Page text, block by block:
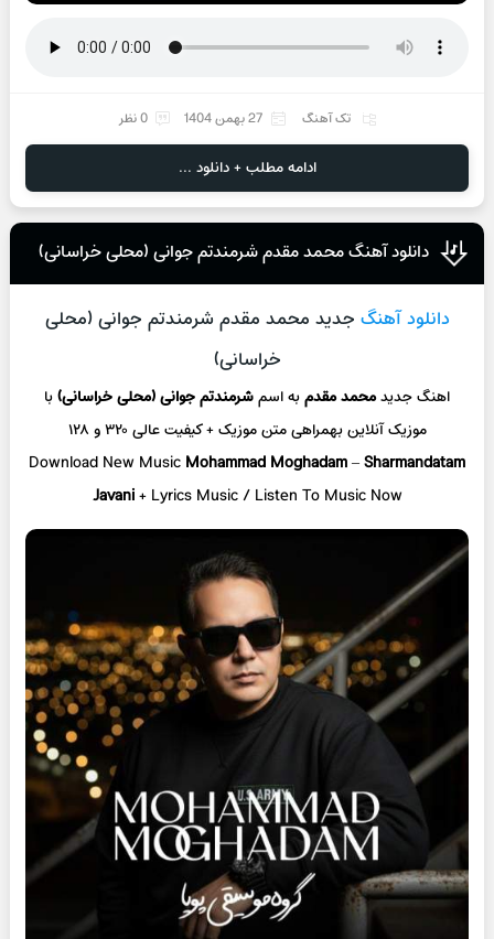
تک آهنگ 27 بهمن 1404 0 نظر
ادامه مطلب + دانلود ...
دانلود آهنگ محمد مقدم شرمندتم جوانی (محلی خراسانی)
دانلود آهنگ جدید محمد مقدم شرمندتم جوانی (محلی
خراسانی)
اهنگ جدیدمحمد مقدمبه اسمشرمندتم جوانی (محلی خراسانی)با
موزیک آنلاینبهمراهی متن موزیک + کیفیت عالی ۳۲۰ و ۱۲۸
Download New Music Mohammad Moghadam–Sharmandatam
Javani+ Lyrics Music / Listen To Music Now